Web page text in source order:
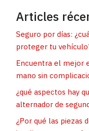
Articles
Seguro por días:
proteger tu
Encuentra el mejor
mano sin
¿qué aspectos hay
alternador de
¿Por qué las piezas